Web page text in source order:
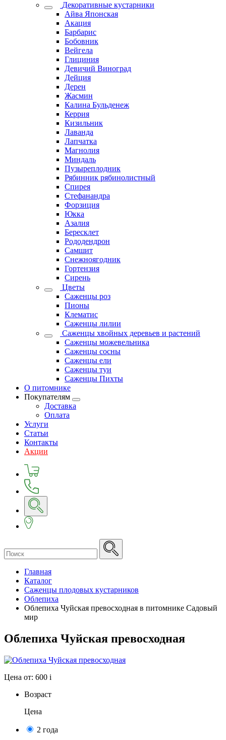
Декоративные кустарники
Айва Японская
Акация
Барбарис
Бобовник
Вейгела
Глициния
Девичий Виноград
Дейция
Дерен
Жасмин
Калина Бульденеж
Керрия
Кизильник
Лаванда
Лапчатка
Магнолия
Миндаль
Пузыреплодник
Рябинник рябинолистный
Спирея
Стефанандра
Форзиция
Юкка
Азалия
Бересклет
Рододендрон
Самшит
Снежноягодник
Гортензия
Сирень
Цветы
Саженцы роз
Пионы
Клематис
Саженцы лилии
Саженцы хвойных деревьев и растений
Саженцы можевельника
Саженцы сосны
Саженцы ели
Саженцы туи
Саженцы Пихты
О питомнике
Покупателям
Доставка
Оплата
Услуги
Статьи
Контакты
Акции
Главная
Каталог
Саженцы плодовых кустарников
Облепиха
Облепиха Чуйская превосходная в питомнике Садовый
мир
Облепиха Чуйская превосходная
Цена от: 600 i
Возраст
Цена
2 года